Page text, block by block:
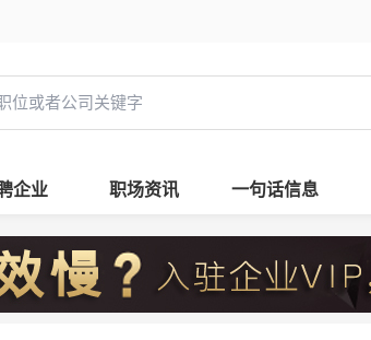
企业 职场资讯 一句话信息